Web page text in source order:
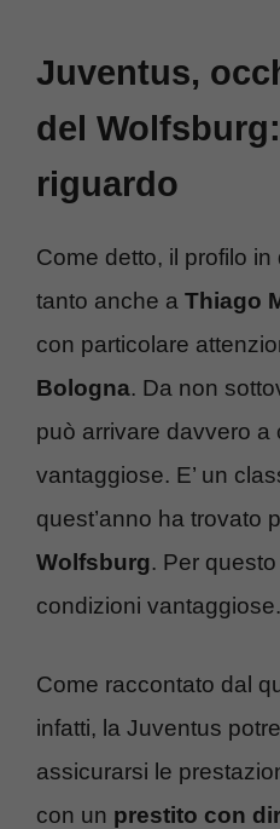
Juventus,
del
riguardo
Come detto, il profilo
tanto anche a Thiago
con particolare
Bologna. Da non
può arrivare davvero a
vantaggiose. E’ un
quest’anno ha trovato
Wolfsburg. Per
condizioni vantaggiose.
Come raccontato dal
infatti, la Juventus
assicurarsi le
con un prestito con